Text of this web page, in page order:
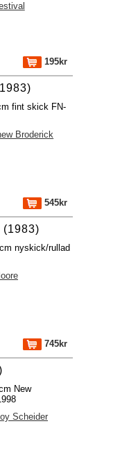
195kr
fint skick FN-
Broderick
545kr
(1983)
nyskick/rullad
745kr
New
Scheider